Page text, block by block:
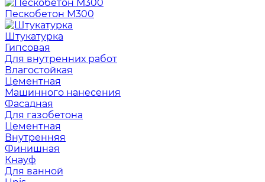
Пескобетон М300
Штукатурка
Гипсовая
Для внутренних работ
Влагостойкая
Цементная
Машинного нанесения
Фасадная
Для газобетона
Цементная
Внутренняя
Финишная
Кнауф
Для ванной